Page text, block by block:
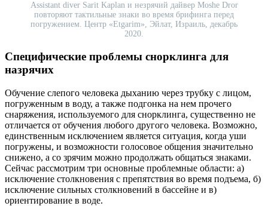
Assistant diver Sarit Kaplan и незрячий дайвер Moshe Dror
повторяют тактильные знаки во время брифинга перед
погружением. Центр «Etgarim», Эйлат, Израиль, декабрь
2020.
Специфические проблемы снорклинга для
назрячих
Обучение слепого человека дыханию через трубку с лицом,
погруженным в воду, а также подгонка на нем прочего
снаряжения, используемого для снорклинга, существенно не
отличается от обучения любого другого человека. Возможно,
единственным исключением является ситуация, когда уши
погружены, и возможности голосовое общения значительно
снижено, а со зрячим можно продолжать общаться знаками.
Сейчас рассмотрим три основные проблемные области: а)
исключение столкновения с препятствия во время подъема, б)
исключение сильных столкновений в бассейне и в)
ориентирование в воде.